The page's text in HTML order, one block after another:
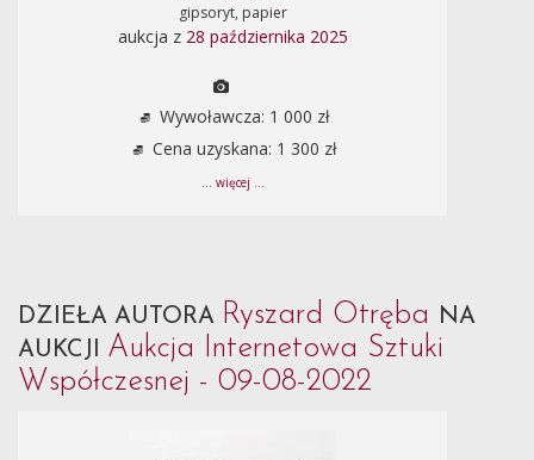
gipsoryt, papier
aukcja z 28 października 2025
Wywoławcza: 1 000 zł
Cena uzyskana: 1 300 zł
... więcej ...
DZIEŁA AUTORA Ryszard Otręba NA
AUKCJI Aukcja Internetowa Sztuki
Współczesnej - 09-08-2022